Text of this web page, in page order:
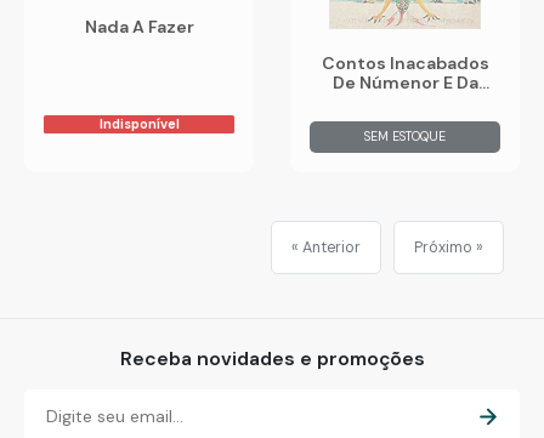
Nada A Fazer
Indisponível
Contos Inacabados
De Númenor E Da
SEM ESTOQUE
« Anterior Próximo »
Receba novidades e promoções